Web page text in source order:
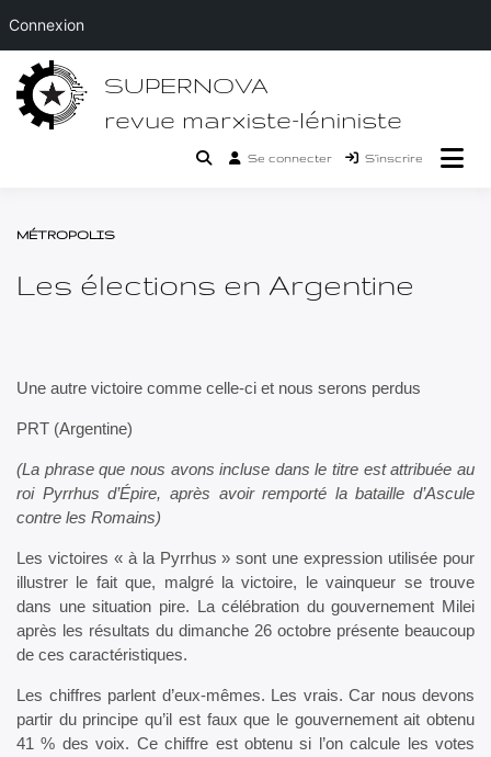
Passer
contenu
SUPERNOVA
revue marxiste-léniniste
Se connecter S’inscrire
MÉTROPOLIS
Les élections en Argentine
Une autre victoire comme celle-ci et nous serons perdus
PRT (Argentine)
(La phrase que nous avons incluse dans le titre est attribuée au
roi Pyrrhus d’Épire, après avoir remporté la bataille d’Ascule
contre les Romains)
Les victoires « à la Pyrrhus » sont une expression utilisée pour
illustrer le fait que, malgré la victoire, le vainqueur se trouve
dans une situation pire. La célébration du gouvernement Milei
après les résultats du dimanche 26 octobre présente beaucoup
de ces caractéristiques.
Les chiffres parlent d’eux-mêmes. Les vrais. Car nous devons
partir du principe qu’il est faux que le gouvernement ait obtenu
41 % des voix. Ce chiffre est obtenu si l’on calcule les votes
Connexion